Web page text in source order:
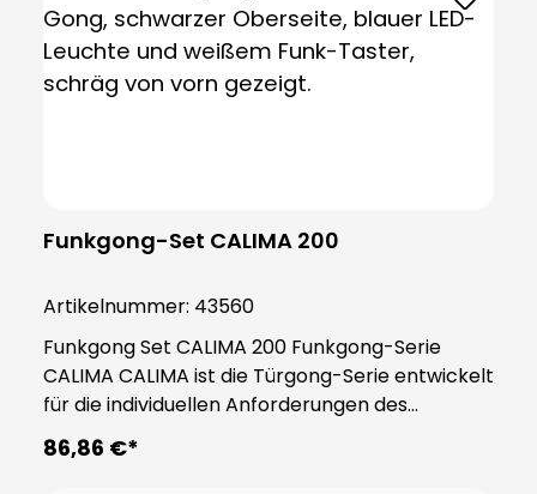
Funkgong-Set CALIMA 200
Artikelnummer: 43560
Funkgong Set CALIMA 200​ Funkgong-Serie
CALIMA CALIMA ist die Türgong-Serie entwickelt
für die individuellen Anforderungen des
modernen Alltags. Mit praktischen Funktionen
passen sich die Gongs der Serie CALIMA an Ihre
86,86 €*